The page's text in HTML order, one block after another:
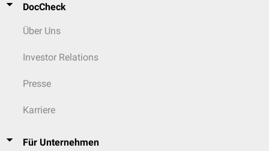
DocCheck
Über Uns
Investor Relations
Presse
Karriere
Für Unternehmen